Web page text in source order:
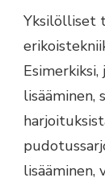
Yksilölliset
lisääminen,
lisääminen,